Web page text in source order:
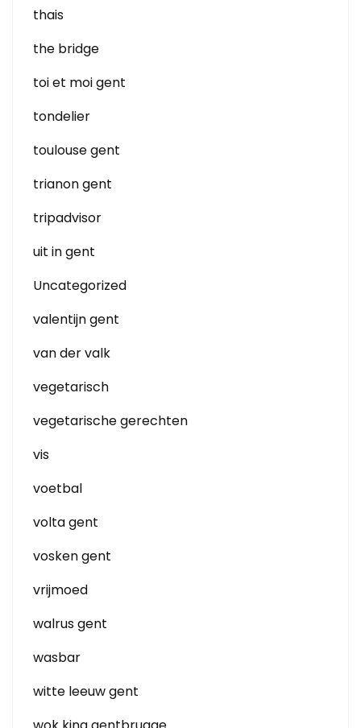
thais
the bridge
toi et moi gent
tondelier
toulouse gent
trianon gent
tripadvisor
uit in gent
Uncategorized
valentijn gent
van der valk
vegetarisch
vegetarische gerechten
vis
voetbal
volta gent
vosken gent
vrijmoed
walrus gent
wasbar
witte leeuw gent